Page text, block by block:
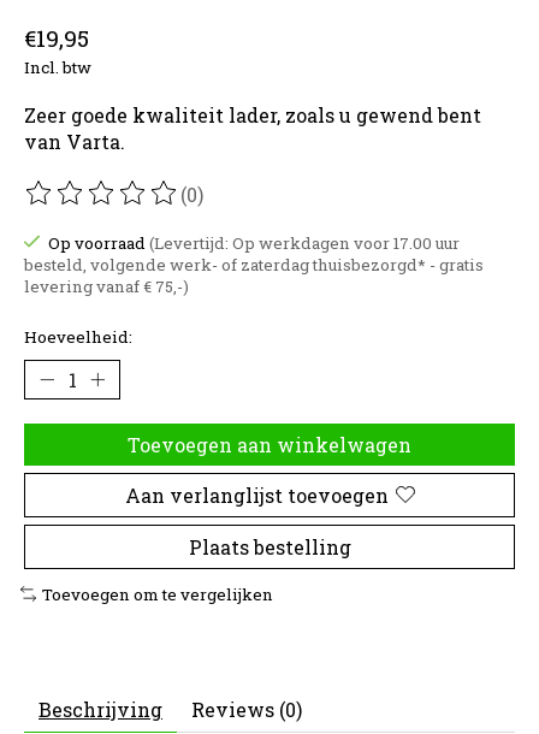
€19,95
Incl. btw
Zeer goede kwaliteit lader, zoals u gewend bent
van Varta.
De beoordeling van dit product is
(0)
Op voorraad (Levertijd: Op werkdagen voor 17.00 uur
besteld, volgende werk- of zaterdag thuisbezorgd* - gratis
levering vanaf € 75,-)
Hoeveelheid:
Toevoegen aan winkelwagen
Aan verlanglijst toevoegen
Plaats bestelling
Toevoegen om te vergelijken
Beschrijving Reviews (0)